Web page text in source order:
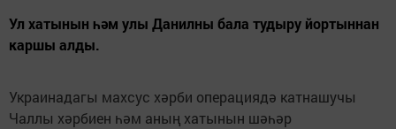
Ул хатынын һәм улы Данилны бала тудыру йортыннан
каршы алды.
Украинадагы махсус хәрби операциядә катнашучы
Чаллы хәрбиен һәм аның хатынын шәһәр